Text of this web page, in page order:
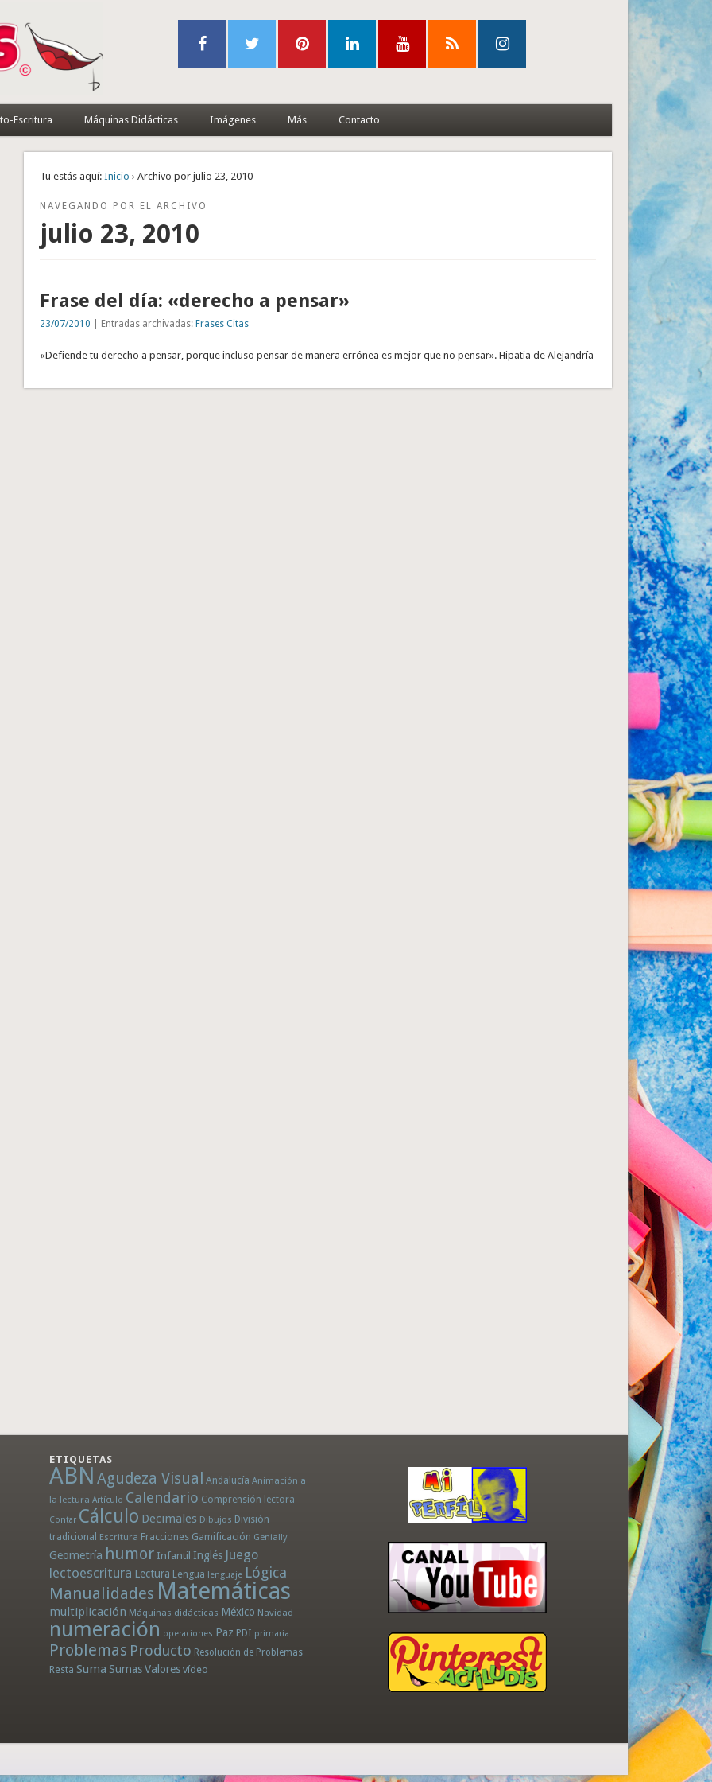
Escritura Máquinas Didácticas Imágenes Más Contacto
Tu estás aquí: Inicio › Archivo por julio 23, 2010
NAVEGANDO POR EL ARCHIVO
julio 23, 2010
Frase del día: «derecho a pensar»
23/07/2010 | Entradas archivadas:Frases Citas
«Defiende tu derecho a pensar, porque incluso pensar de manera errónea es mejor que no pensar». Hipatia de Alejandría
ETIQUETAS
ABN Agudeza Visual Andalucía Animación a
la lectura Artículo Calendario Comprensión lectora
Contar Cálculo Decimales Dibujos División
tradicional Escritura Fracciones Gamificación Genially
Geometría humor Infantil Inglés Juego
lectoescritura Lectura Lengua lenguaje Lógica
Manualidades Matemáticas
multiplicación Máquinas didácticas México Navidad
numeración operaciones Paz PDI primaria
Problemas Producto Resolución de Problemas
Resta Suma SumasValores vídeo